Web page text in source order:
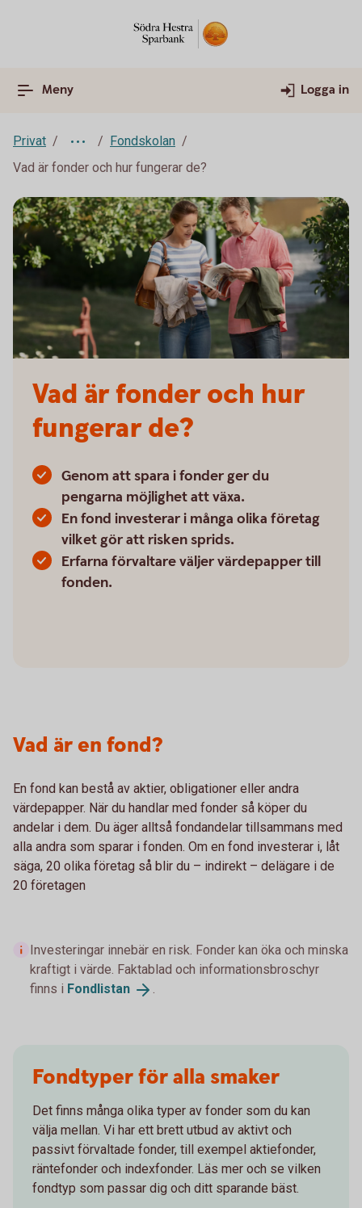
Meny Logga in
Privat
Fondskolan
Vad är fonder och hur fungerar de?
Vad är fonder och hur
fungerar de?
Genom att spara i fonder ger du
pengarna möjlighet att växa.
En fond investerar i många olika företag
vilket gör att risken sprids.
Erfarna förvaltare väljer värdepapper till
fonden.
Vad är en fond?
En fond kan bestå av aktier, obligationer eller andra
värdepapper. När du handlar med fonder så köper du
andelar i dem. Du äger alltså fondandelar tillsammans med
alla andra som sparar i fonden. Om en fond investerar i, låt
säga, 20 olika företag så blir du – indirekt – delägare i de
20 företagen
Investeringar innebär en risk. Fonder kan öka och minska
kraftigt i värde. Faktablad och informationsbroschyr
finns i Fondlistan .
Fondtyper för alla smaker
Det finns många olika typer av fonder som du kan
välja mellan. Vi har ett brett utbud av aktivt och
passivt förvaltade fonder, till exempel aktiefonder,
räntefonder och indexfonder. Läs mer och se vilken
fondtyp som passar dig och ditt sparande bäst.